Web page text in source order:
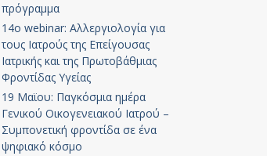
πρόγραμμα
14ο webinar: Αλλεργιολογία για
τους Ιατρούς της Επείγουσας
Ιατρικής και της Πρωτοβάθμιας
Φροντίδας Υγείας
19 Μαϊου: Παγκόσμια ημέρα
Γενικού Οικογενειακού Ιατρού –
Συμπονετική φροντίδα σε ένα
ψηφιακό κόσμο